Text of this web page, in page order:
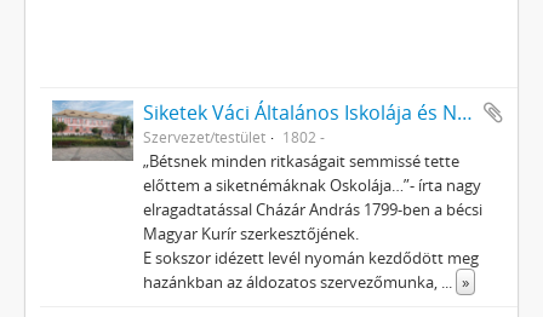
Siketek Váci Általános Iskolája és Nevelőotthona
Szervezet/testület 1802 -
„Bétsnek minden ritkaságait semmissé tette
előttem a siketnémáknak Oskolája…”- írta nagy
elragadtatással Cházár András 1799-ben a bécsi
Magyar Kurír szerkesztőjének.
E sokszor idézett levél nyomán kezdődött meg
hazánkban az áldozatos szervezőmunka, ... »